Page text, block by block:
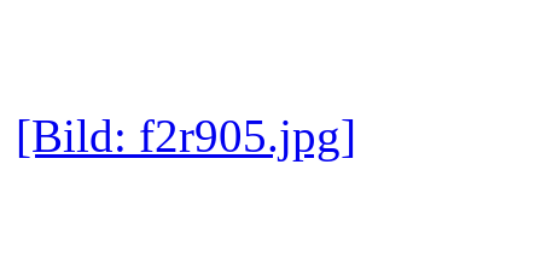
[Bild: f2r905.jpg]